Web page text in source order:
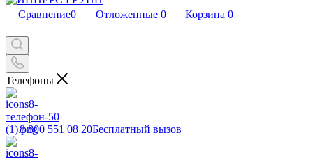
Сравнение0 Отложенные 0 Корзина 0
Телефоны
8 800 551 08 20Бесплатный вызов